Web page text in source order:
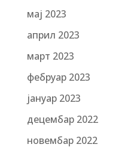
мај 2023
април 2023
март 2023
фебруар 2023
јануар 2023
децембар 2022
новембар 2022